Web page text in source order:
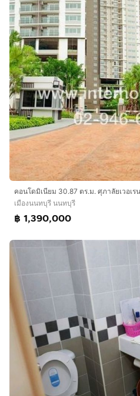
เมืองนนทบุรี นนทบุรี
฿ 1,390,000